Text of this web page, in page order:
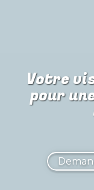
Votre
pour